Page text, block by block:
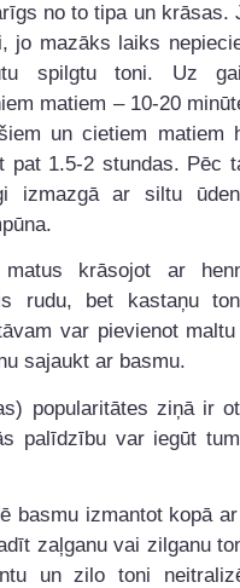
no to tipa un krāsas.
jo mazāks laiks
spilgtu toni. Uz
matiem – 10-20
un cietiem matiem
pat 1.5-2 stundas. Pēc
izmazgā ar siltu
matus krāsojot ar
rudu, bet kastaņu
var pievienot
sajaukt ar basmu.
popularitātes ziņā ir
palīdzību var iegūt
basmu izmantot kopā
zaļganu vai zilganu
un zilo toni